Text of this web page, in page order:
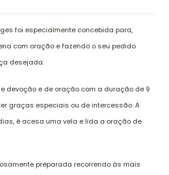
foi especialmente concebida para,
com oração e fazendo o seu pedido
desejada.
devoção e de oração com a duração de 9
graças especiais ou de intercessão. A
é acesa uma vela e lida a oração de
preparada recorrendo às mais